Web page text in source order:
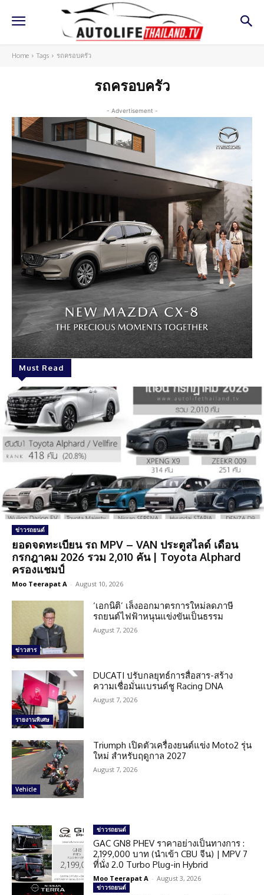
Home Tags รถครอบครัว
รถครอบครัว
- Advertisement -
Must Read
ข่าวรถยนต์
ยอดจดทะเบียน รถ MPV – VAN ประตูสไลด์ เดือน
กรกฎาคม 2026 รวม 2,010 คัน | Toyota Alphard
ครองแชมป์
Moo Teerapat A - August 10, 2026
ข่าวสาร
‘เอกนิติ’ เล็งออกมาตรการใหม่ลดภาษี
รถยนต์ไฟฟ้าหนุนแข่งขันเป็นธรรม
August 7, 2026
รายงานพิเศษ
DUCATI ปรับกลยุทธ์การสื่อสาร-สร้าง
ความเชื่อมั่นแบรนด์ชู Racing DNA
August 7, 2026
Vehicle
Triumph เปิดตัวเครื่องยนต์แข่ง Moto2 รุ่น
ใหม่ สำหรับฤดูกาล 2027
August 7, 2026
ข่าวรถยนต์
GAC GN8 PHEV ราคาอย่างเป็นทางการ :
2,199,000 บาท (นำเข้า CBU จีน) | MPV 7
ที่นั่ง 2.0 Turbo Plug-in Hybrid
Moo Teerapat A - August 3, 2026
ข่าวรถยนต์